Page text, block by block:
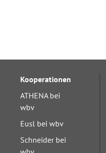
Kooperationen
ATHENA bei
wbv
Eusl bei wbv
Schneider bei